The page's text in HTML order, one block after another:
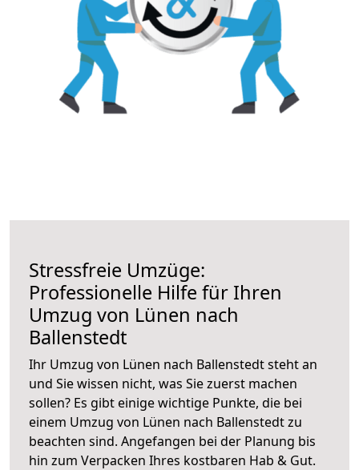
Stressfreie Umzüge:
Professionelle Hilfe für Ihren
Umzug von Lünen nach
Ballenstedt
Ihr Umzug von Lünen nach Ballenstedt steht an
und Sie wissen nicht, was Sie zuerst machen
sollen? Es gibt einige wichtige Punkte, die bei
einem Umzug von Lünen nach Ballenstedt zu
beachten sind. Angefangen bei der Planung bis
hin zum Verpacken Ihres kostbaren Hab & Gut.